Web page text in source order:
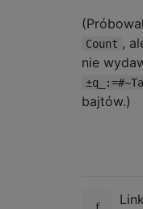
Count ,
nie
bajtów.)